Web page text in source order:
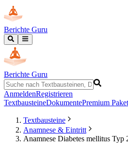
Berichte Guru
Berichte Guru
AnmeldenRegistrieren
TextbausteineDokumentePremium
Textbausteine
Anamnese & Eintritt
Anamnese Diabetes mellitus Typ